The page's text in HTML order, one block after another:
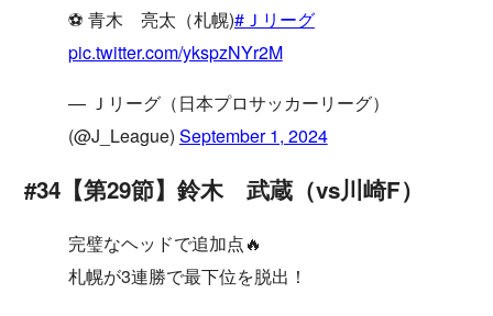
⚽️ 青木 亮太（札幌)#Ｊリーグ
pic.twitter.com/ykspzNYr2M
— Ｊリーグ（日本プロサッカーリーグ）
(@J_League) September 1, 2024
#34【第29節】鈴木 武蔵（vs川崎F）
完璧なヘッドで追加点🔥
札幌が3連勝で最下位を脱出！